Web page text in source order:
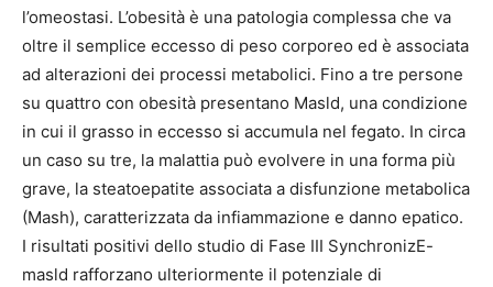
l’omeostasi. L’obesità è una patologia complessa che va
oltre il semplice eccesso di peso corporeo ed è associata
ad alterazioni dei processi metabolici. Fino a tre persone
su quattro con obesità presentano Masld, una condizione
in cui il grasso in eccesso si accumula nel fegato. In circa
un caso su tre, la malattia può evolvere in una forma più
grave, la steatoepatite associata a disfunzione metabolica
(Mash), caratterizzata da infiammazione e danno epatico.
I risultati positivi dello studio di Fase III SynchronizE-
masld rafforzano ulteriormente il potenziale di